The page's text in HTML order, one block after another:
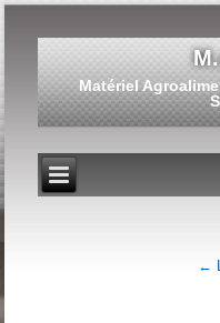
Matériel
←